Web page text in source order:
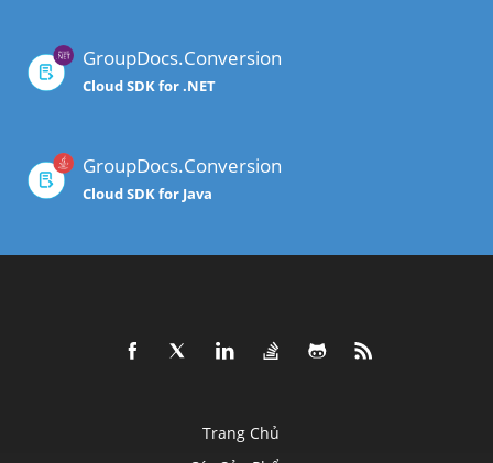
GroupDocs.Conversion
Cloud SDK for .NET
GroupDocs.Conversion
Cloud SDK for Java
Trang Chủ